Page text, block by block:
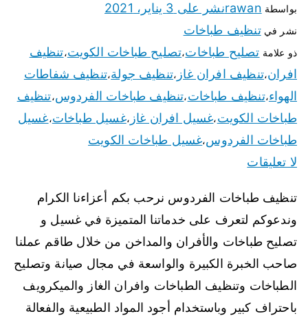
بواسطة rawanنشر على 3 يناير، 2021
نشر فيتنظيف طباخات
ذو علامة تصليح طباخات،تصليح طباخات الكويت،تنظيف
افران،تنظيف افران غاز ،تنظيف جولة،تنظيف شفاطات
الهواء،تنظيف طباخات،تنظيف طباخات الفردوس،تنظيف
طباخات الكويت،غسيل افران غاز ،غسيل طباخات،غسيل
طباخات الفردوس،غسيل طباخات الكويت
لا تعليقات
تنظيف طباخات الفردوس نرحب بكم أعزاءنا الكرام
وندعوكم لتعرف على خدماتنا المتميزة في غسيل و
تصليح طباخات والأفران والمداخن من خلال طاقم عملنا
صاحب الخبرة الكبيرة والواسعة في مجال صيانة وتصليح
الطباخات وتنظيف الطباخات وافران الغاز والميكرويف
باحتراف كبير وباستخدام أجود المواد الطبيعية والفعالة